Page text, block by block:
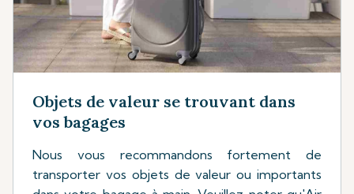
Objets de valeur se trouvant dans
vos bagages
Nous vous recommandons fortement de
transporter vos objets de valeur ou importants